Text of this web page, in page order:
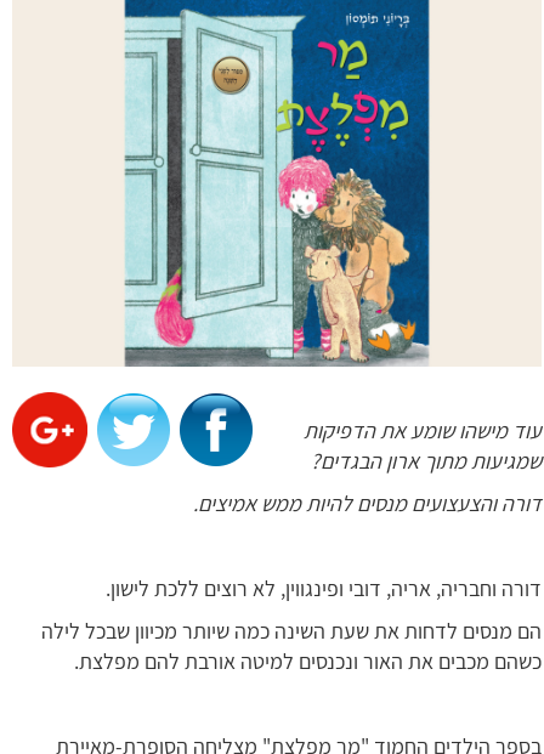
עוד מישהו שומע את הדפיקות
שמגיעות מתוך ארון הבגדים?
דורה והצעצועים מנסים להיות ממש אמיצים.
דורה וחבריה, אריה, דובי ופינגווין, לא רוצים ללכת לישון.
הם מנסים לדחות את שעת השינה כמה שיותר מכיוון שבכל לילה
כשהם מכבים את האור ונכנסים למיטה אורבת להם מפלצת.
בספר הילדים החמוד "מר מפלצת" מצליחה הסופרת-מאיירת